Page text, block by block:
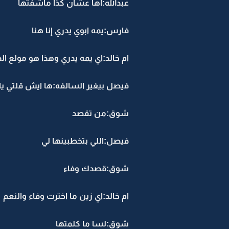
عبدالله:اها عشان كذا ماشفتها
فارس:يمه ابوي يدري إنا هنا
ام خالد:اي يمه يدري وهذا هو مولع
فيصل بيغير السالفه:ها ايش قلتي
شوق:من تقصد
فيصل:اللي بتخطبينها لي
شوق:قصدك وفاء
ام خالد:اي زين ما اخترت وفاء والنعم
شوق:لسا ما كلمتها